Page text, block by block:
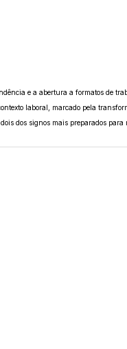
e a abertura a formatos de
laboral, marcado pela
dos signos mais preparados